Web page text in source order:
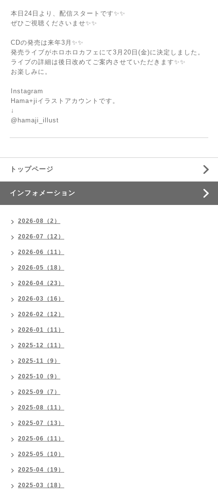
本日24日より、配信スタートです✨✨
ぜひご視聴くださいませ✨✨
CDの発売は来年3月✨✨
発売ライブがホロホロカフェにて3月20日(金)に決定しました。
ライブの詳細は後日改めてご案内させていただきます✨✨
お楽しみに。
Instagram
Hama+jiイラストアカウントです。
↓
@hamaji_illust
トップページ
インフォメーション
2026-08（2）
2026-07（12）
2026-06（11）
2026-05（18）
2026-04（23）
2026-03（16）
2026-02（12）
2026-01（11）
2025-12（11）
2025-11（9）
2025-10（9）
2025-09（7）
2025-08（11）
2025-07（13）
2025-06（11）
2025-05（10）
2025-04（19）
2025-03（18）